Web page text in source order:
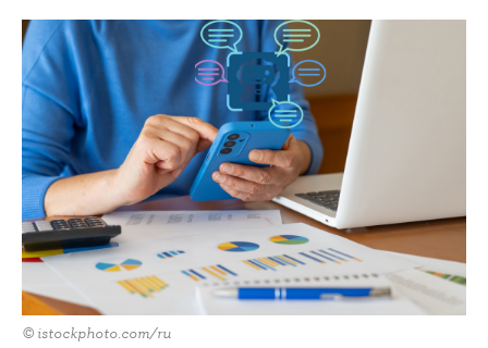
© istockphoto.com/ru